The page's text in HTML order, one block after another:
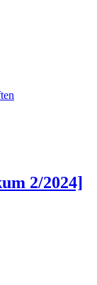
2/2024]